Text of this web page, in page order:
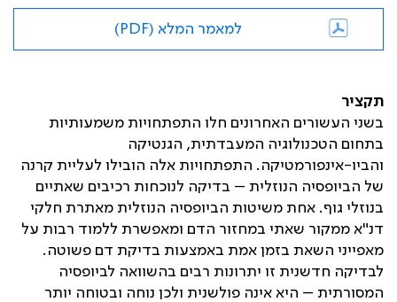
למאמר המלא (PDF)
תקציר
בשני העשורים האחרונים חלו התפתחויות משמעותיות
בתחום הטכנולוגיה המעבדתית, הגנטיקה
והביו-אינפורמטיקה. התפתחויות אלה הובילו לעליית קרנה
של הביופסיה הנוזלית – בדיקה לנוכחות רכיבים שאתיים
בנוזלי גוף. אחת משיטות הביופסיה הנוזלית מאתרת חלקי
דנ"א ממקור שאתי במחזור הדם ומאפשרת ללמוד רבות על
מאפייני השאת בזמן אמת באמצעות בדיקת דם פשוטה.
לבדיקה חדשנית זו יתרונות רבים בהשוואה לביופסיה
המסורתית – היא אינה פולשנית ולכן נוחה ובטוחה יותר